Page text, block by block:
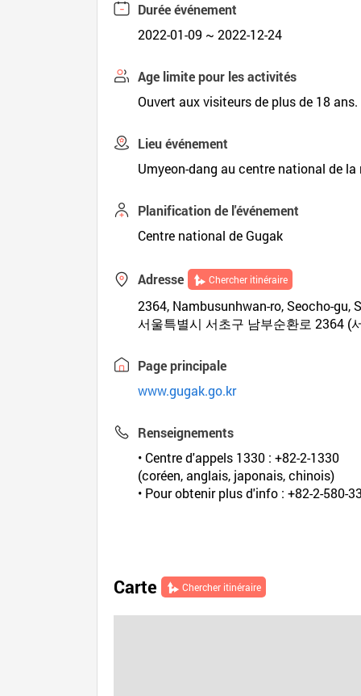
Durée événement
2022-01-09 ~ 2022-12-24
Age limite pour les activités
Ouvert aux visiteurs de plus de 18 ans.
Lieu événement
Umyeon-dang au centre national de
Planification de l'événement
Centre national de Gugak
Adresse Chercher itinéraire
2364, Nambusunhwan-ro, Seocho-gu,
서울특별시 서초구 남부순환로 2364 (
Page principale
www.gugak.go.kr
Renseignements
• Centre d'appels 1330 : +82-2-1330
(coréen, anglais, japonais, chinois)
• Pour obtenir plus d'info : +82-2-580-
Carte Chercher itinéraire